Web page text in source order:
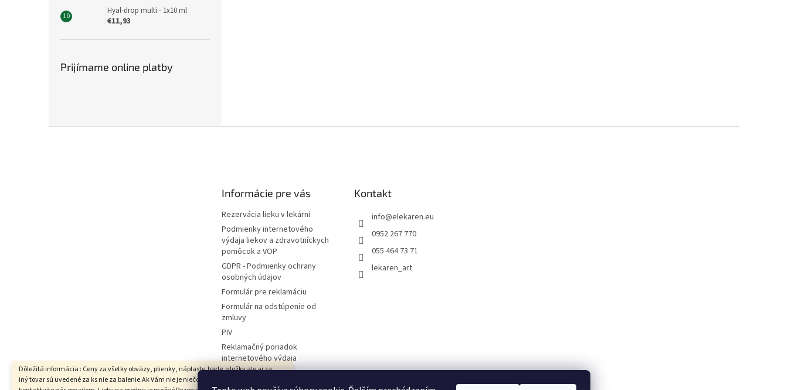
Dôležitá informácia : Ceny za všetky obväzy, plienky, náplaste,barle, vložky ale aj za
iný tovar sú uvedené za ks nie za balenie.Ak Vám nie je niečo jasné prosím
Hyal-drop multi - 1x10 ml
€11,93
Prijímame online platby
Informácie pre vás
Rezervácia lieku v lekárni
Podmienky internetového
výdaja liekov a zdravotníckych
pomôcok a VOP
GDPR - Podmienky ochrany
osobných údajov
Formulár pre reklamáciu
Formulár na odstúpenie od
zmluvy
PIV
Reklamačný poriadok
internetového výdaja
Hodnotenie obchodu
Moja objednávka
Kontakt
info@elekaren.eu
0952 267 770
055 464 73 71
lekaren_art